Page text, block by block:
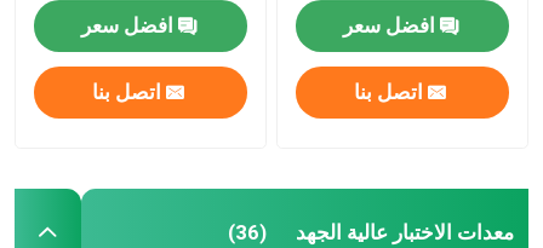
افضل سعر
اتصل بنا
افضل سعر
اتصل بنا
معدات الاختبار عالية الجهد (36)